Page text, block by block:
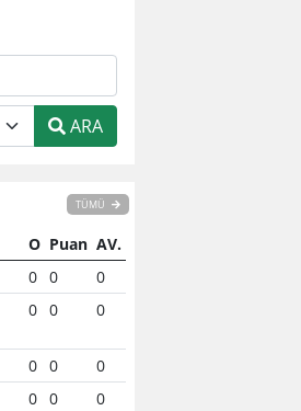
ARA
TÜMÜ
O Puan AV.
0 0
0
0 0 0
0 0
0
0 0
0